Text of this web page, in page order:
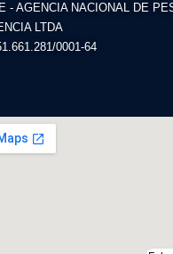
- AGENCIA NACIONAL DE
LTDA
0001-64